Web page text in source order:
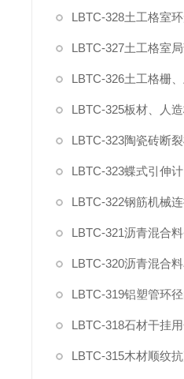
LBTC-323蝶式引伸计